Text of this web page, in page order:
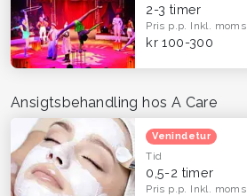
2-3 timer
Pris p.p. Inkl. moms
kr 100-300
Ansigtsbehandling hos A Care
Venindetur
Tid
0,5-2 timer
Pris p.p. Inkl. moms